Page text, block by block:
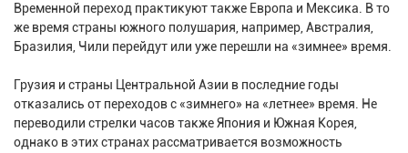
Временной переход практикуют также Европа и Мексика. В то
же время страны южного полушария, например, Австралия,
Бразилия, Чили перейдут или уже перешли на «зимнее» время.
Грузия и страны Центральной Азии в последние годы
отказались от переходов с «зимнего» на «летнее» время. Не
переводили стрелки часов также Япония и Южная Корея,
однако в этих странах рассматривается возможность